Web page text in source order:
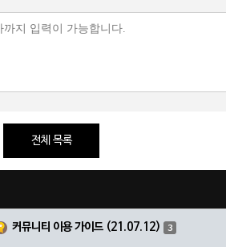
전체 목록
커뮤니티 이용 가이드 (21.07.12) 3